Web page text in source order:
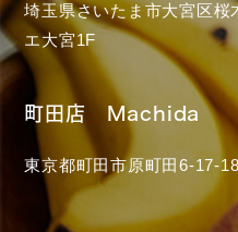
埼玉県さいたま市大宮区
エ大宮1F
町田店 Machida
東京都町田市原町田6-